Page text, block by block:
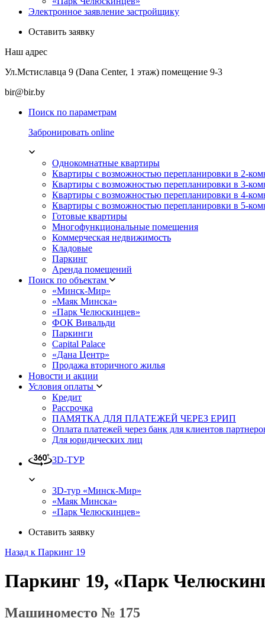
Электронное заявление застройщику
Оставить заявку
Наш адрес
Ул.Мстиславца 9 (Dana Center, 1 этаж) помещение 9-3
bir@bir.by
Поиск по параметрам
Забронировать online
Однокомнатные квартиры
Квартиры с возможностью перепланировки в 2-
Квартиры с возможностью перепланировки в 3-
Квартиры с возможностью перепланировки в 4-
Квартиры с возможностью перепланировки в 5-
Готовые квартиры
Многофункциональные помещения
Коммерческая недвижимость
Кладовые
Паркинг
Аренда помещений
Поиск по объектам
«Минск-Мир»
«Маяк Минска»
«Парк Челюскинцев»
ФОК Вивальди
Паркинги
Capital Palace
«Дана Центр»
Продажа вторичного жилья
Новости и акции
Условия оплаты
Кредит
Рассрочка
ПАМЯТКА ДЛЯ ПЛАТЕЖЕЙ ЧЕРЕЗ ЕРИП
Оплата платежей через банк для клиентов
Для юридических лиц
3D-ТУР
3D-тур «Минск-Мир»
«Маяк Минска»
«Парк Челюскинцев»
Оставить заявку
Назад к Паркинг 19
Паркинг 19, «Парк
Машиноместо № 175